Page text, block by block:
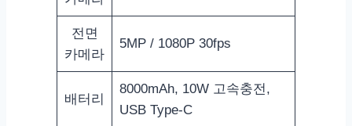
전면
카메라
5MP / 1080P 30fps
배터리
8000mAh, 10W 고속충전,
USB Type-C